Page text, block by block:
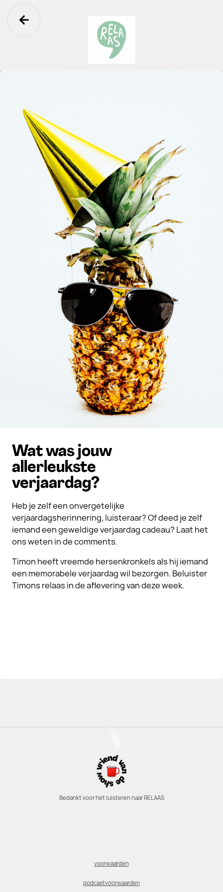
Ga terug
Wat was jouw
allerleukste
verjaardag?
Heb je zelf een onvergetelijke
verjaardagsherinnering, luisteraar? Of deed je zelf
iemand een geweldige verjaardag cadeau? Laat het
ons weten in de comments.
Timon heeft vreemde hersenkronkels als hij iemand
een memorabele verjaardag wil bezorgen. Beluister
Timons relaas in de aflevering van deze week.
Bedankt voor het luisteren naar RELAAS
voorwaarden
podcastvoorwaarden